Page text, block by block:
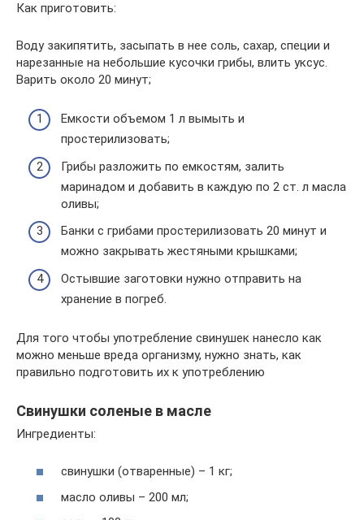
Как приготовить:
Воду закипятить, засыпать в нее соль, сахар, специи и
нарезанные на небольшие кусочки грибы, влить уксус.
Варить около 20 минут;
Емкости объемом 1 л вымыть и
простерилизовать;
Грибы разложить по емкостям, залить
маринадом и добавить в каждую по 2 ст. л масла
оливы;
Банки с грибами простерилизовать 20 минут и
можно закрывать жестяными крышками;
Остывшие заготовки нужно отправить на
хранение в погреб.
Для того чтобы употребление свинушек нанесло как
можно меньше вреда организму, нужно знать, как
правильно подготовить их к употреблению
Свинушки соленые в масле
Ингредиенты:
свинушки (отваренные) – 1 кг;
масло оливы – 200 мл;